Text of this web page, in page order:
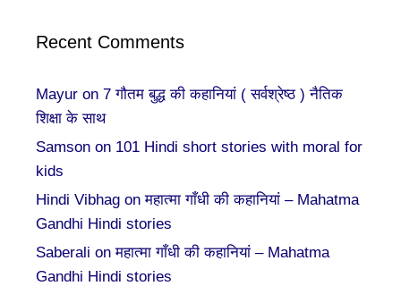
Recent Comments
Mayur on 7 गौतम बुद्ध की कहानियां ( सर्वश्रेष्ठ ) नैतिक
शिक्षा के साथ
Samson on 101 Hindi short stories with moral for
kids
Hindi Vibhag onमहात्मा गाँधी की कहानियां – Mahatma
Gandhi Hindi stories
Saberali onमहात्मा गाँधी की कहानियां – Mahatma
Gandhi Hindi stories